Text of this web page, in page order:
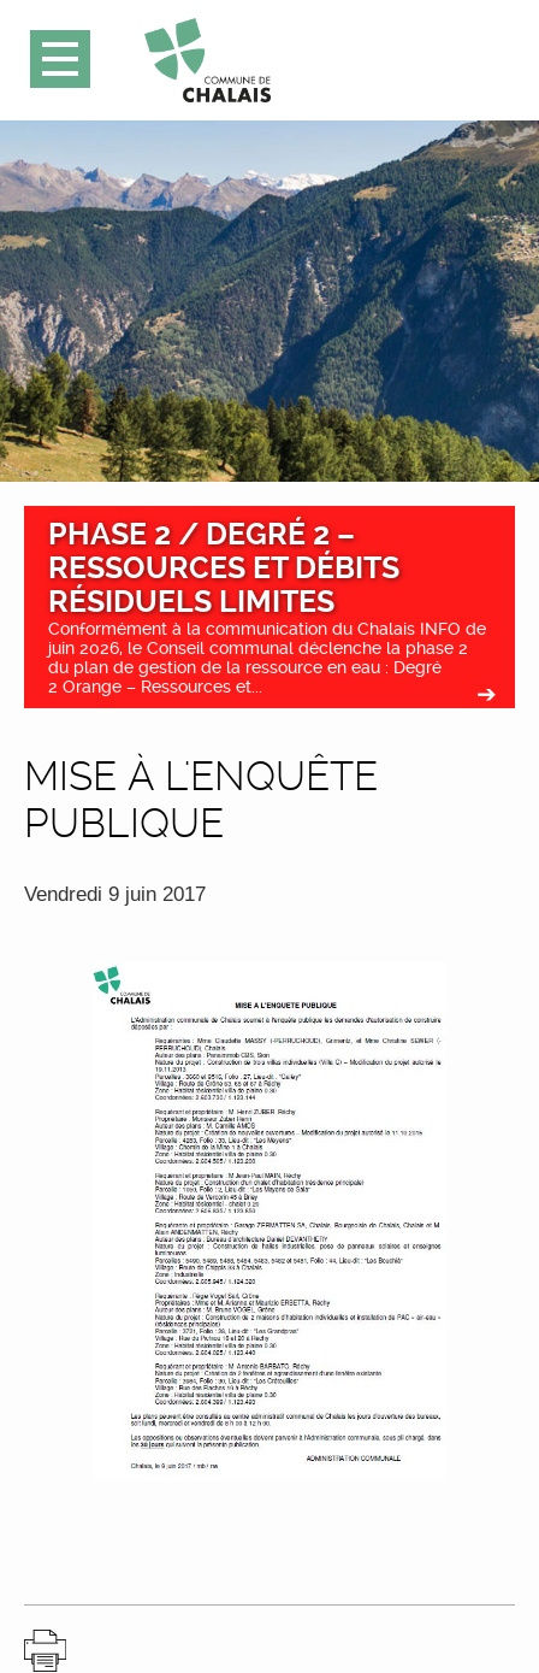
PHASE 2 / DEGRÉ 2 –
RESSOURCES ET DÉBITS
RÉSIDUELS LIMITES
Conformément à la communication du Chalais INFO de
juin 2026, le Conseil communal déclenche la phase 2
du plan de gestion de la ressource en eau : Degré
2 Orange – Ressources et...
MISE À L'ENQUÊTE
PUBLIQUE
Vendredi 9 juin 2017